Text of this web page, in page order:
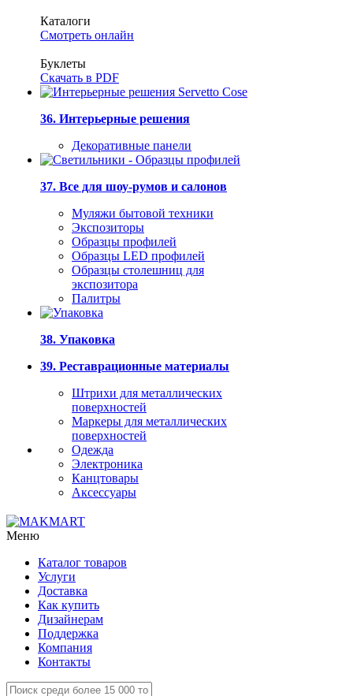
Каталоги
Смотреть онлайн
Буклеты
Скачать в PDF
36. Интерьерные решения
Декоративные панели
37. Все для шоу-румов и салонов
Муляжи бытовой техники
Экспозиторы
Образцы профилей
Образцы LED профилей
Образцы столешниц для
экспозитора
Палитры
38. Упаковка
39. Реставрационные материалы
Штрихи для металлических
поверхностей
Маркеры для металлических
поверхностей
Одежда
Электроника
Канцтовары
Аксессуары
Меню
Каталог товаров
Услуги
Доставка
Как купить
Дизайнерам
Поддержка
Компания
Контакты